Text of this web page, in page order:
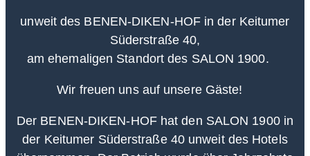
unweit des BENEN-DIKEN-HOF in der Keitumer
Süderstraße 40,
am ehemaligen Standort des SALON 1900.
Wir freuen uns auf unsere Gäste!
Der BENEN-DIKEN-HOF hat den SALON 1900 in
der Keitumer Süderstraße 40 unweit des Hotels